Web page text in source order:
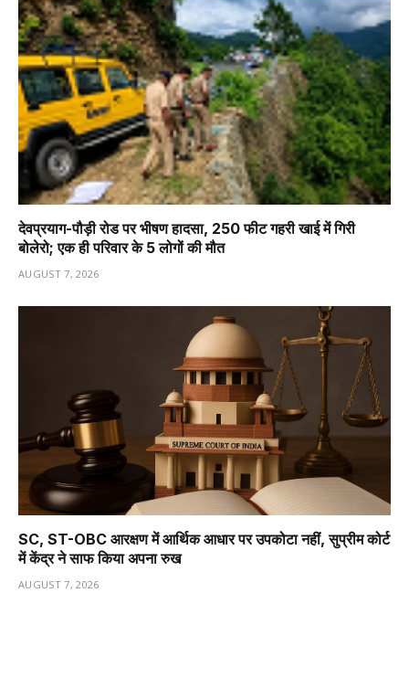
देवप्रयाग-पौड़ी रोड पर भीषण हादसा, 250 फीट गहरी खाई में गिरी
बोलेरो; एक ही परिवार के 5 लोगों की मौत
AUGUST 7, 2026
SC, ST-OBC आरक्षण में आर्थिक आधार पर उपकोटा नहीं, सुप्रीम कोर्ट
में केंद्र ने साफ किया अपना रुख
AUGUST 7, 2026